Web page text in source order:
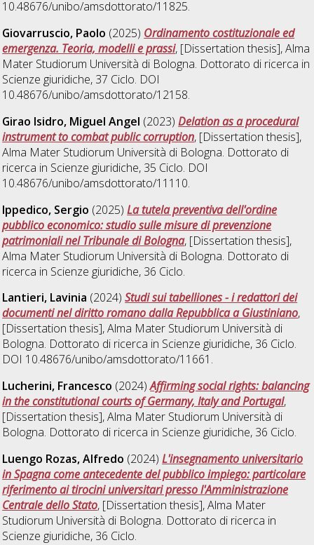
10.48676/unibo/amsdottorato/11825.
Giovarruscio, Paolo (2025) Ordinamento costituzionale ed
emergenza. Teoria, modelli e prassi, [Dissertation thesis], Alma
Mater Studiorum Università di Bologna. Dottorato di ricerca in
Scienze giuridiche, 37 Ciclo. DOI
10.48676/unibo/amsdottorato/12158.
Girao Isidro, Miguel Angel (2023)Delation as a procedural
instrument to combat public corruption, [Dissertation thesis],
Alma Mater Studiorum Università di Bologna. Dottorato di
ricerca in Scienze giuridiche, 35 Ciclo. DOI
10.48676/unibo/amsdottorato/11110.
Ippedico, Sergio (2025)La tutela preventiva dell'ordine
pubblico economico: studio sulle misure di prevenzione
patrimoniali nel Tribunale di Bologna, [Dissertation thesis],
Alma Mater Studiorum Università di Bologna. Dottorato di
ricerca in Scienze giuridiche, 36 Ciclo.
Lantieri, Lavinia (2024)Studi sui tabelliones - i redattori dei
documenti nel diritto romano dalla Repubblica a Giustiniano,
[Dissertation thesis], Alma Mater Studiorum Università di
Bologna. Dottorato di ricerca in Scienze giuridiche, 36 Ciclo.
DOI 10.48676/unibo/amsdottorato/11661.
Lucherini, Francesco (2024)Affirming social rights: balancing
in the constitutional courts of Germany, Italy and Portugal,
[Dissertation thesis], Alma Mater Studiorum Università di
Bologna. Dottorato di ricerca in Scienze giuridiche, 36 Ciclo.
Luengo Rozas, Alfredo (2024)L'insegnamento universitario
in Spagna come antecedente del pubblico impiego: particolare
riferimento ai tirocini universitari presso l'Amministrazione
Centrale dello Stato, [Dissertation thesis], Alma Mater
Studiorum Università di Bologna. Dottorato di ricerca in
Scienze giuridiche, 36 Ciclo.